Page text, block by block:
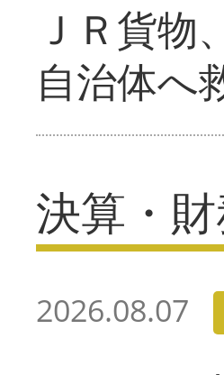
ＪＲ貨
自治体へ
決算・
2026.08.07